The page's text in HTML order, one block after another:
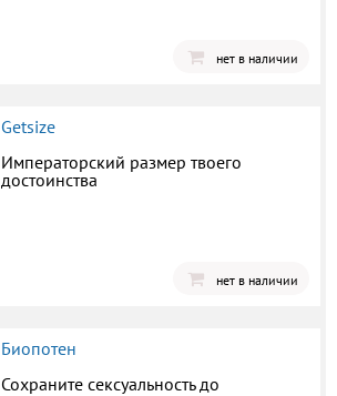
нет в наличии
Getsize
Императорский размер твоего
достоинства
нет в наличии
Биопотен
Сохраните сексуальность до